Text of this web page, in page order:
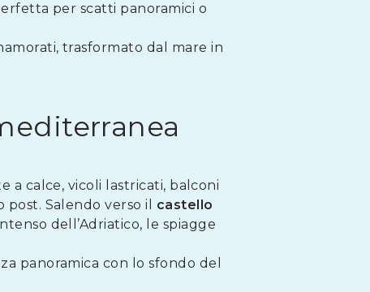
per scatti panoramici o
trasformato dal mare in
a calce, vicoli lastricati, balconi
Salendo verso il castello
dell’Adriatico, le spiagge
panoramica con lo sfondo del